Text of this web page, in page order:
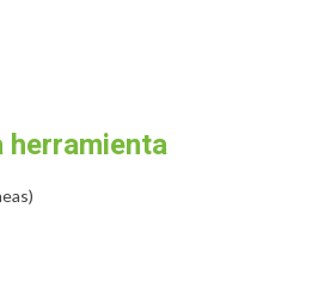
herramienta